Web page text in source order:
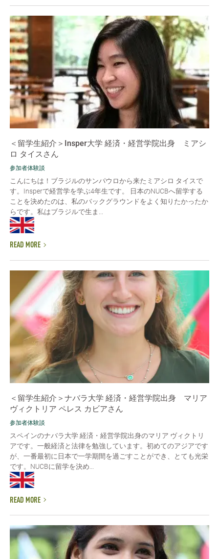
＜留学生紹介＞Insper大学 経済・経営学院出身 ミアシ
ロ タイスさん
参加者体験談
こんにちは！ブラジルのサンパウロから来たミアシロ タイスで
す。Insperで経営学を学ぶ4年生です。 日本のNUCBへ留学する
ことを決めたのは、私のバックグラウンドをよく知りたかったか
らです。私はブラジルで生ま...
READ MORE
＜留学生紹介＞ナバラ大学 経済・経営学院出身 マリア
ヴィクトリア ペレス カビアさん
参加者体験談
スペインのナバラ大学 経済・経営学院出身のマリア ヴィクトリ
アです。一般経済と法律を勉強しています。初めてのアジアです
が、一番最初に日本で一学期間を過ごすことができ、とても光栄
です。NUCBに留学を決め...
READ MORE